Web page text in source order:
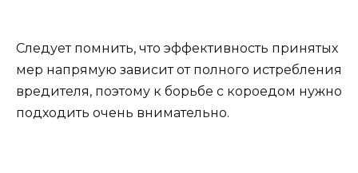
Следует помнить, что эффективность принятых
мер напрямую зависит от полного истребления
вредителя, поэтому к борьбе с короедом нужно
подходить очень внимательно.